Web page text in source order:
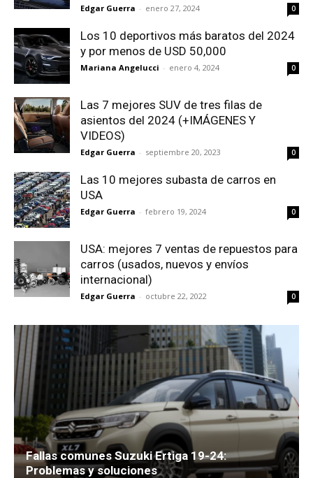
Edgar Guerra - enero 27, 2024 0
Los 10 deportivos más baratos del 2024
y por menos de USD 50,000
Mariana Angelucci - enero 4, 2024 0
Las 7 mejores SUV de tres filas de
asientos del 2024 (+IMÁGENES Y
VIDEOS)
Edgar Guerra - septiembre 20, 2023 0
Las 10 mejores subasta de carros en
USA
Edgar Guerra - febrero 19, 2024 0
USA: mejores 7 ventas de repuestos para
carros (usados, nuevos y envíos
internacional)
Edgar Guerra - octubre 22, 2022 0
Fallas comunes Suzuki Ertiga 19-24:
Problemas y soluciones